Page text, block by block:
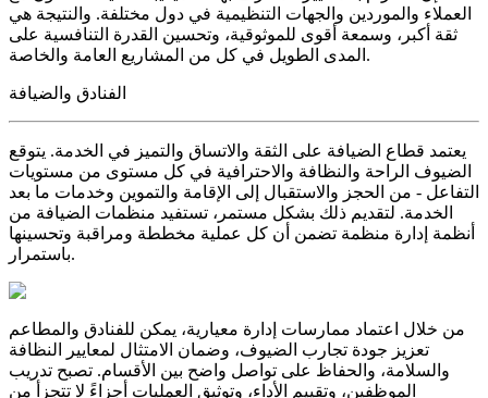
العملاء والموردين والجهات التنظيمية في دول مختلفة. والنتيجة هي
ثقة أكبر، وسمعة أقوى للموثوقية، وتحسين القدرة التنافسية على
المدى الطويل في كل من المشاريع العامة والخاصة.
الفنادق والضيافة
يعتمد قطاع الضيافة على الثقة والاتساق والتميز في الخدمة. يتوقع
الضيوف الراحة والنظافة والاحترافية في كل مستوى من مستويات
التفاعل - من الحجز والاستقبال إلى الإقامة والتموين وخدمات ما بعد
الخدمة. لتقديم ذلك بشكل مستمر، تستفيد منظمات الضيافة من
أنظمة إدارة منظمة تضمن أن كل عملية مخططة ومراقبة وتحسينها
باستمرار.
من خلال اعتماد ممارسات إدارة معيارية، يمكن للفنادق والمطاعم
تعزيز جودة تجارب الضيوف، وضمان الامتثال لمعايير النظافة
والسلامة، والحفاظ على تواصل واضح بين الأقسام. تصبح تدريب
الموظفين، وتقييم الأداء، وتوثيق العمليات أجزاءً لا تتجزأ من